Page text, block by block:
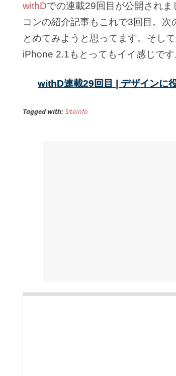
withDでの連載29回目が公開され
コンの紹介記事もこれで3回目。
とめてみようと思ってます。そし
iPhone 2.1もとってもイイ感じです
withD連載29回目 | デザインに
Tagged with:SiteInfo